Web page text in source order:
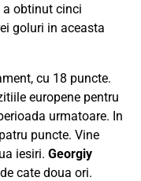
obtinut cinci
goluri in aceasta
cu 18 puncte.
europene pentru
urmatoare. In
puncte. Vine
iesiri. Georgiy
cate doua ori.